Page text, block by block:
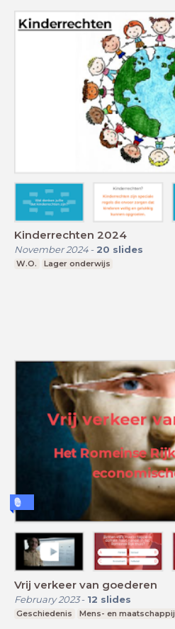
Kinderrechten 2024
November 2024- 20 slides
W.O. Lager onderwijs
Vrij verkeer van goederen
February 2023- 12 slides
Geschiedenis Mens- en maatschappij